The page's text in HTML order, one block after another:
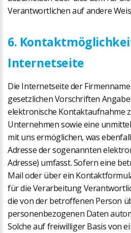
Verantwortlichen auf andere
6.
Internetseite
Die Internetseite der
gesetzlichen Vorschriften
elektronische Kontaktaufnahme
Unternehmen sowie eine
mit uns ermöglichen, was
Adresse der sogenannten
Adresse) umfasst. Sofern eine
Mail oder über ein
für die Verarbeitung
die von der betroffenen Person
personenbezogenen Daten
Solche auf freiwilliger Basis von